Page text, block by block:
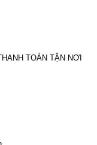
TOÁN TẬN NƠI